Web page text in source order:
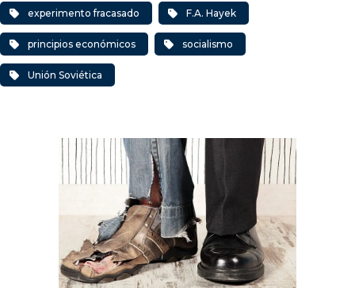
experimento fracasado F.A. Hayek
principios económicos socialismo
Unión Soviética